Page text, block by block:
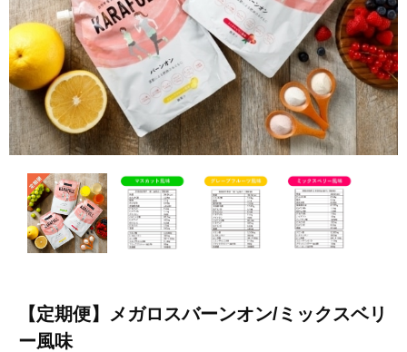
【定期便】メガロスバーンオン/ミックスベリ
ー風味